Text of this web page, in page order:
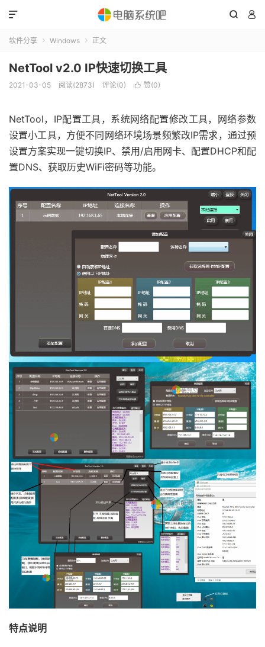
 

软件分享  Windows  正文
NetTool v2.0 IP快速切换工具
2021-03-05 阅读(2873) 评论(0)  赞(0)
NetTool，IP配置工具，系统网络配置修改工具，网络参数
设置小工具，方便不同网络环境场景频繁改IP需求，通过预
设置方案实现一键切换IP、禁用/启用网卡、配置DHCP和配
置DNS、获取历史WiFi密码等功能。
特点说明